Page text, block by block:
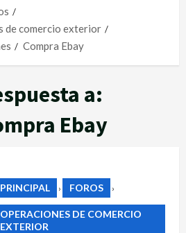
de comercio exterior
Compra Ebay
a:
Ebay
PRINCIPAL › FOROS ›
OPERACIONES DE COMERCIO
EXTERIOR